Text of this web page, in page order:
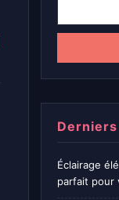
Éclairage
parfait pour